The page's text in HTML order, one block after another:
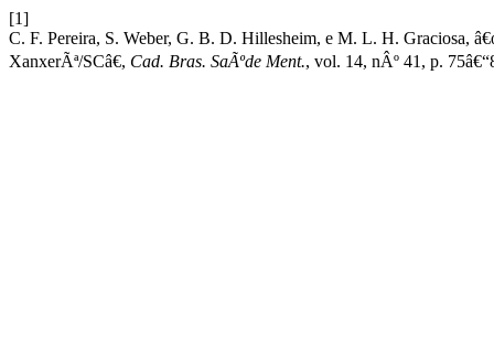
[1]
C. F. Pereira, S. Weber, G. B. D. Hillesheim, e M. L. H. Graciosa,
XanxerÃª/SCâ€, Cad. Bras. SaÃºde Ment., vol. 14, nÂº 41, p.